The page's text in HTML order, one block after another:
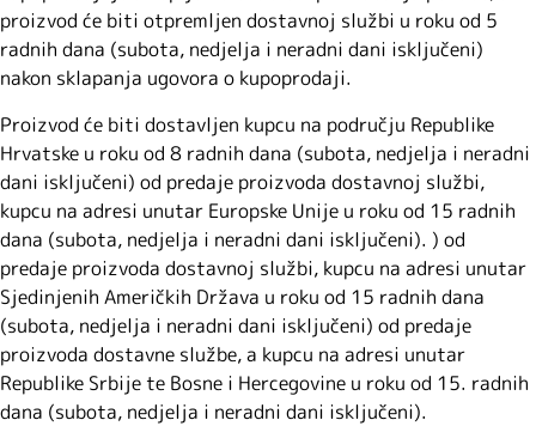
proizvod će biti otpremljen dostavnoj službi u roku od 5
radnih dana (subota, nedjelja i neradni dani isključeni)
nakon sklapanja ugovora o kupoprodaji.
Proizvod će biti dostavljen kupcu na području Republike
Hrvatske u roku od 8 radnih dana (subota, nedjelja i neradni
dani isključeni) od predaje proizvoda dostavnoj službi,
kupcu na adresi unutar Europske Unije u roku od 15 radnih
dana (subota, nedjelja i neradni dani isključeni). ) od
predaje proizvoda dostavnoj službi, kupcu na adresi unutar
Sjedinjenih Američkih Država u roku od 15 radnih dana
(subota, nedjelja i neradni dani isključeni) od predaje
proizvoda dostavne službe, a kupcu na adresi unutar
Republike Srbije te Bosne i Hercegovine u roku od 15. radnih
dana (subota, nedjelja i neradni dani isključeni).